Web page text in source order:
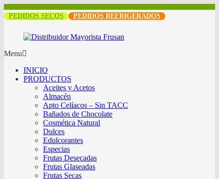
PEDIDOS SECOS PEDIDOS REFRIGERADOS
Menu
INICIO
PRODUCTOS
Aceites y Acetos
Almacén
Apto Celíacos – Sin TACC
Bañados de Chocolate
Cosmética Natural
Dulces
Edulcorantes
Especias
Frutas Desecadas
Frutas Glaseadas
Frutas Secas